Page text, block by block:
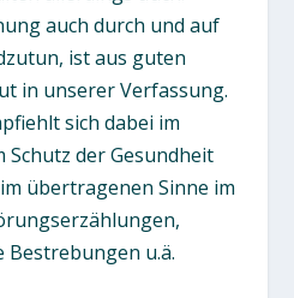
auch durch und auf
ist aus guten
in unserer Verfassung.
sich dabei im
Schutz der Gesundheit
übertragenen Sinne im
u.ä.